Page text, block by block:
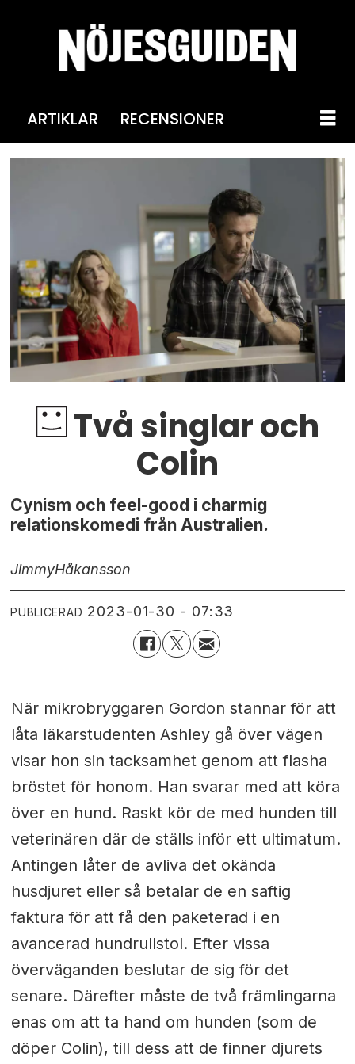
ARTIKLAR RECENSIONER
Två singlar och
Colin
Cynism och feel-good i charmig
relationskomedi från Australien.
JimmyHåkansson
PUBLICERAD 2023-01-30 - 07:33
När mikrobryggaren Gordon stannar för att
låta läkarstudenten Ashley gå över vägen
visar hon sin tacksamhet genom att flasha
bröstet för honom. Han svarar med att köra
över en hund. Raskt kör de med hunden till
veterinären där de ställs inför ett ultimatum.
Antingen låter de avliva det okända
husdjuret eller så betalar de en saftig
faktura för att få den paketerad i en
avancerad hundrullstol. Efter vissa
överväganden beslutar de sig för det
senare. Därefter måste de två främlingarna
enas om att ta hand om hunden (som de
döper Colin), till dess att de finner djurets